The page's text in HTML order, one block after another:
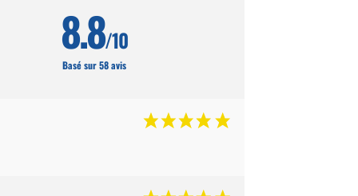
8.8/10
Basé sur 58 avis